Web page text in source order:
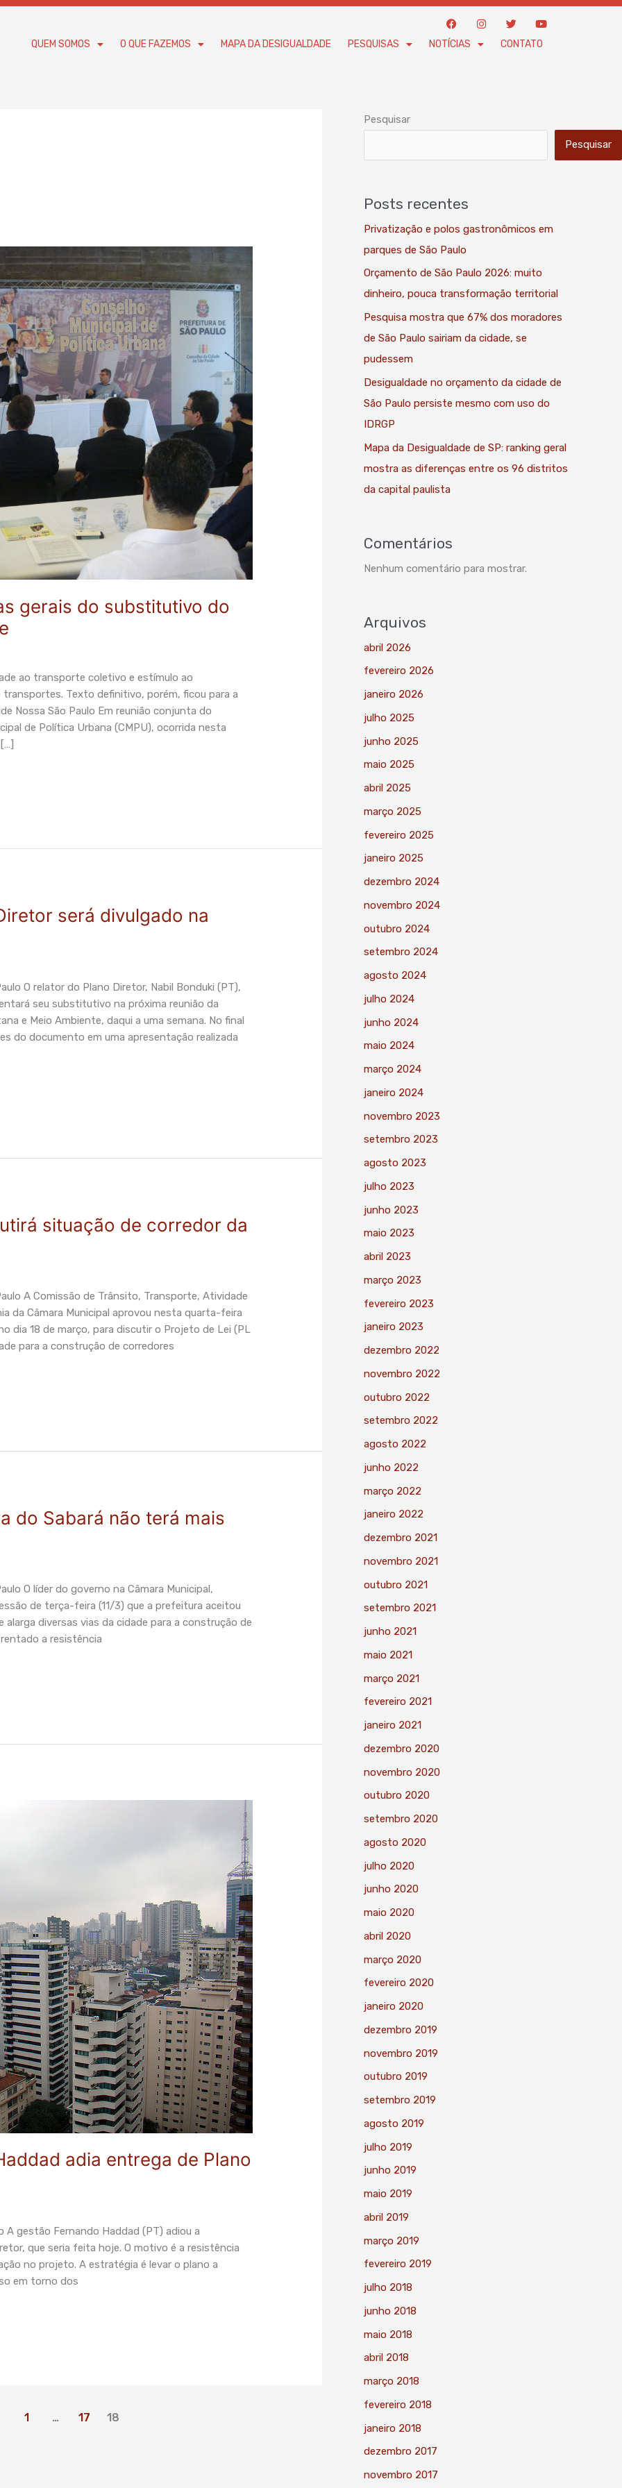
F
a
c
e
I
n
t
T
w
i
t
Y
o
u
t
QUEM SOMOS O QUE FAZEMOS MAPA DA DESIGUALDADE PESQUISAS NOTÍCIAS CONTATO
gerais do substitutivo do
ao transporte coletivo e estímulo ao
Texto definitivo, porém, ficou para a
Nossa São Paulo Em reunião conjunta do
de Política Urbana (CMPU), ocorrida nesta
será divulgado na
O relator do Plano Diretor, Nabil Bonduki (PT),
seu substitutivo na próxima reunião da
e Meio Ambiente, daqui a uma semana. No final
do documento em uma apresentação realizada
situação de corredor da
A Comissão de Trânsito, Transporte, Atividade
da Câmara Municipal aprovou nesta quarta-feira
dia 18 de março, para discutir o Projeto de Lei (PL
para a construção de corredores
do Sabará não terá mais
O líder do governo na Câmara Municipal,
de terça-feira (11/3) que a prefeitura aceitou
diversas vias da cidade para a construção de
a resistência
adia entrega de Plano
A gestão Fernando Haddad (PT) adiou a
que seria feita hoje. O motivo é a resistência
no projeto. A estratégia é levar o plano a
em torno dos
1 … 17 18
Pesquisar
Pesquisar
Posts recentes
Privatização e polos gastronômicos em
parques de São Paulo
Orçamento de São Paulo 2026: muito
dinheiro, pouca transformação territorial
Pesquisa mostra que 67% dos moradores
de São Paulo sairiam da cidade, se
pudessem
Desigualdade no orçamento da cidade de
São Paulo persiste mesmo com uso do
IDRGP
Mapa da Desigualdade de SP: ranking geral
mostra as diferenças entre os 96 distritos
da capital paulista
Comentários
Nenhum comentário para mostrar.
Arquivos
abril 2026
fevereiro 2026
janeiro 2026
julho 2025
junho 2025
maio 2025
abril 2025
março 2025
fevereiro 2025
janeiro 2025
dezembro 2024
novembro 2024
outubro 2024
setembro 2024
agosto 2024
julho 2024
junho 2024
maio 2024
março 2024
janeiro 2024
novembro 2023
setembro 2023
agosto 2023
julho 2023
junho 2023
maio 2023
abril 2023
março 2023
fevereiro 2023
janeiro 2023
dezembro 2022
novembro 2022
outubro 2022
setembro 2022
agosto 2022
junho 2022
março 2022
janeiro 2022
dezembro 2021
novembro 2021
outubro 2021
setembro 2021
junho 2021
maio 2021
março 2021
fevereiro 2021
janeiro 2021
dezembro 2020
novembro 2020
outubro 2020
setembro 2020
agosto 2020
julho 2020
junho 2020
maio 2020
abril 2020
março 2020
fevereiro 2020
janeiro 2020
dezembro 2019
novembro 2019
outubro 2019
setembro 2019
agosto 2019
julho 2019
junho 2019
maio 2019
abril 2019
março 2019
fevereiro 2019
julho 2018
junho 2018
maio 2018
abril 2018
março 2018
fevereiro 2018
janeiro 2018
dezembro 2017
novembro 2017